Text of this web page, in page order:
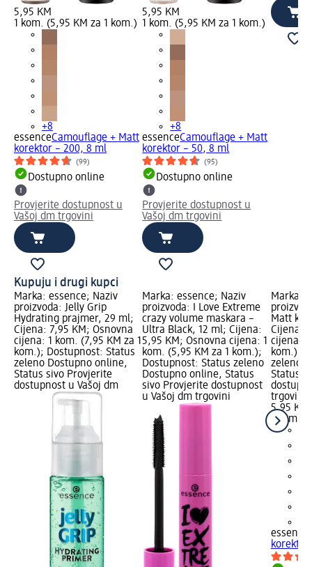
5,95 KM
1 kom. (5,95 KM za 1 kom.)
+8
essenceCamouflage + Matt
korektor – 200, 8 ml
(99)
Dostupno online
Provjerite dostupnost u
Vašoj dm trgovini
5,95 KM
1 kom. (5,95 KM za 1 kom.)
+8
essenceCamouflage + Matt
korektor – 50, 8 ml
(95)
Dostupno online
Provjerite dostupnost u
Vašoj dm trgovini
Kupuju i drugi kupci
Marka: essence; Naziv
proizvoda: Jelly Grip
Hydrating prajmer, 29 ml;
Cijena: 7,95 KM; Osnovna
cijena: 1 kom. (7,95 KM za 1
kom.); Dostupnost: Status
zeleno Dostupno online,
Status sivo Provjerite
dostupnost u Vašoj dm
Marka: essence; Naziv
proizvoda: I Love Extreme
crazy volume maskara –
Ultra Black, 12 ml; Cijena:
5,95 KM; Osnovna cijena: 1
kom. (5,95 KM za 1 kom.);
Dostupnost: Status zeleno
Dostupno online, Status
sivo Provjerite dostupnost
u Vašoj dm trgovini
Marka:
Matt
Cijena:
cijena: 1
kom.);
zeleno
Status
trgovini
5,95 KM
1 kom.
essence
korektor